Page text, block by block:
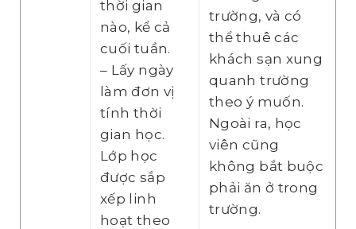
thời gian
nào, kể cả
cuối tuần.
– Lấy ngày
làm đơn vị
tính thời
gian học.
Lớp học
được sắp
xếp linh
hoạt theo
trường, và có
thể thuê các
khách sạn xung
quanh trường
theo ý muốn.
Ngoài ra, học
viên cũng
không bắt buộc
phải ăn ở trong
trường.